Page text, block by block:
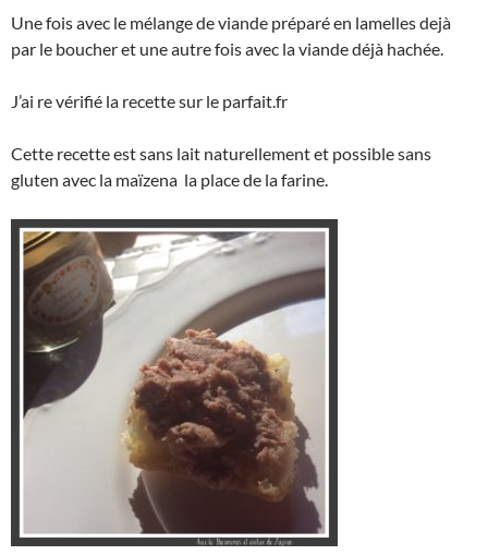
Une fois avec le mélange de viande préparé en lamelles dejà
par le boucher et une autre fois avec la viande déjà hachée.
J’ai re vérifié la recette sur le parfait.fr
Cette recette est sans lait naturellement et possible sans
gluten avec la maïzena la place de la farine.